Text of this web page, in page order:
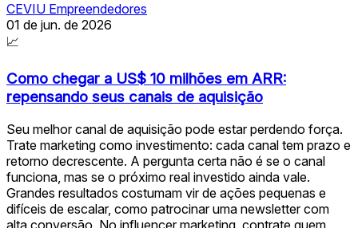
CEVIU Empreendedores
01 de jun. de 2026
📈
Como chegar a US$ 10 milhões em ARR:
repensando seus canais de aquisição
Seu melhor canal de aquisição pode estar perdendo força.
Trate marketing como investimento: cada canal tem prazo e
retorno decrescente. A pergunta certa não é se o canal
funciona, mas se o próximo real investido ainda vale.
Grandes resultados costumam vir de ações pequenas e
difíceis de escalar, como patrocinar uma newsletter com
alta conversão. No influencer marketing, contrate quem